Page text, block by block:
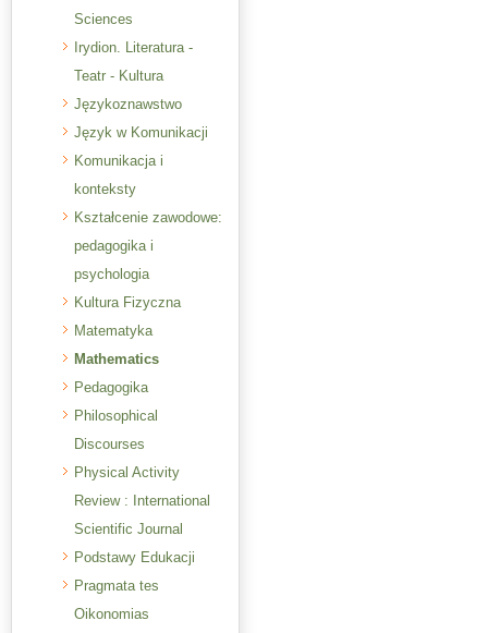
Sciences
Irydion. Literatura -
Teatr - Kultura
Językoznawstwo
Język w Komunikacji
Komunikacja i
konteksty
Kształcenie zawodowe:
pedagogika i
psychologia
Kultura Fizyczna
Matematyka
Mathematics
Pedagogika
Philosophical
Discourses
Physical Activity
Review : International
Scientific Journal
Podstawy Edukacji
Pragmata tes
Oikonomias